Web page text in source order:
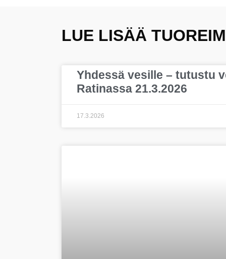
LUE LISÄÄ
Yhdessä vesille – tutustu
Ratinassa 21.3.2026
17.3.2026